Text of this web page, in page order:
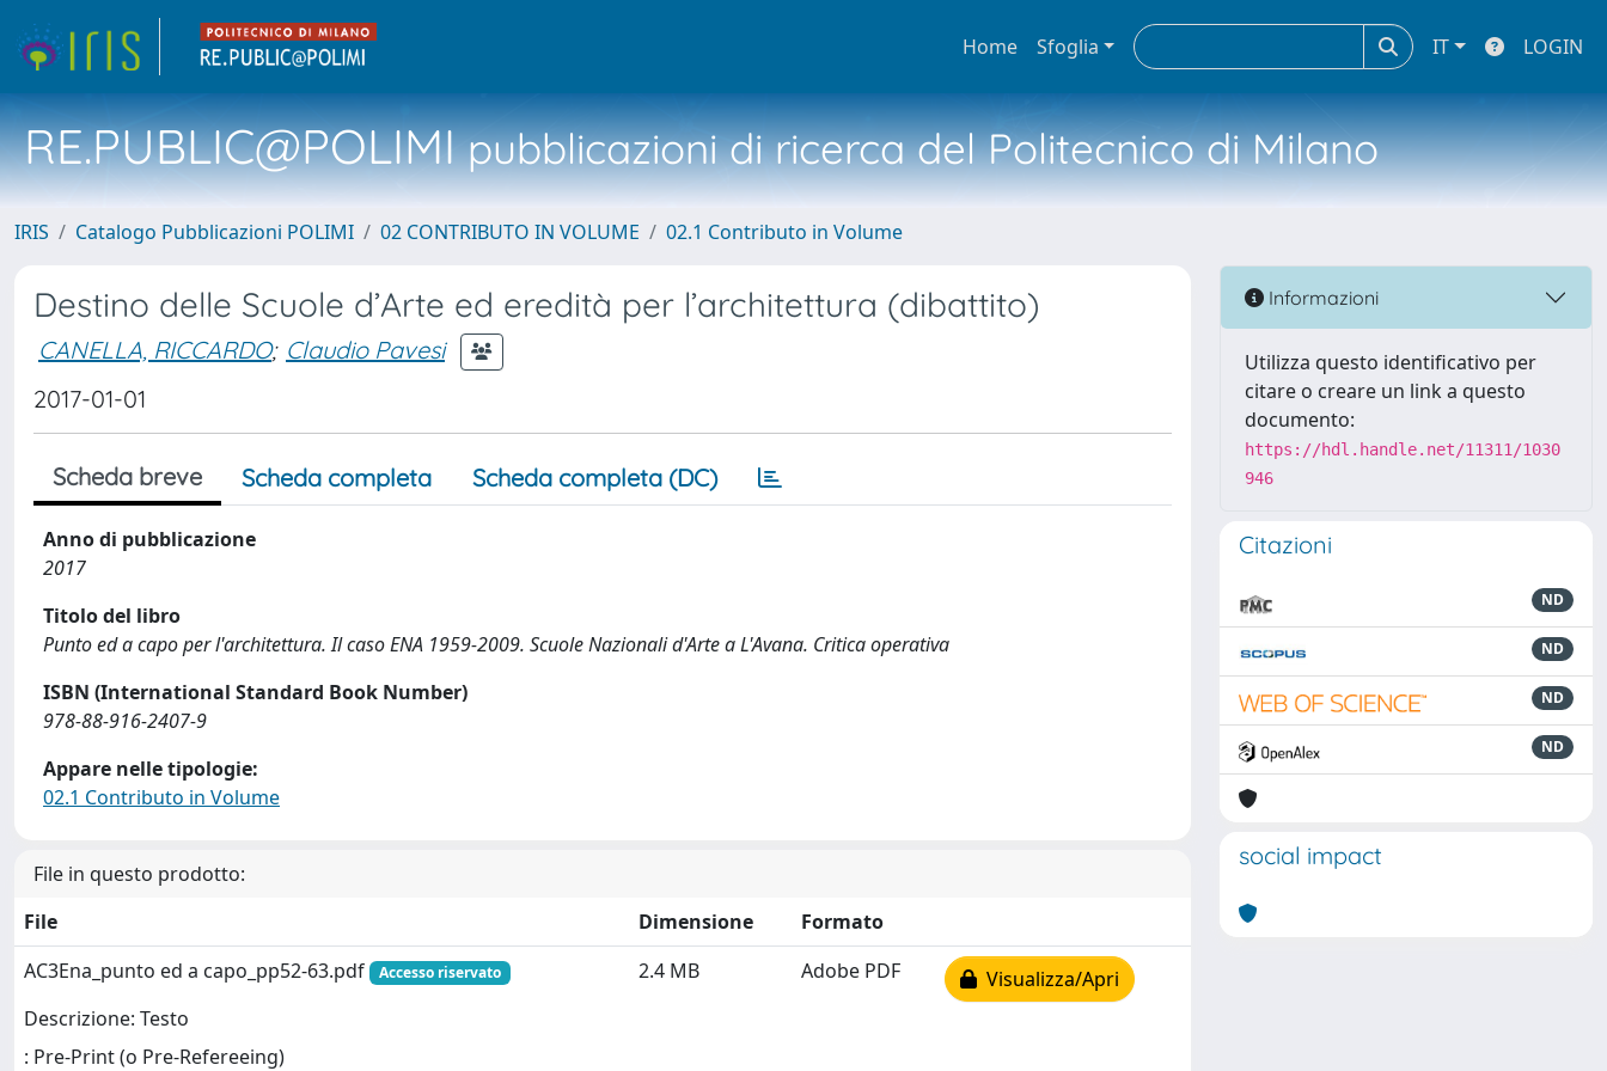
Home Sfoglia IT LOGIN
RE.PUBLIC@POLIMIpubblicazioni di ricerca del Politecnico di Milano
IRIS Catalogo Pubblicazioni POLIMI 02 CONTRIBUTO IN VOLUME 02.1 Contributo in Volume
Destino delle Scuole d’Arte ed eredità per l’architettura (dibattito)
CANELLA, RICCARDO; Claudio Pavesi
2017-01-01
Scheda breve Scheda completa Scheda completa (DC)
Anno di pubblicazione
2017
Titolo del libro
Punto ed a capo per l'architettura. Il caso ENA 1959-2009. Scuole Nazionali d'Arte a L'Avana. Critica operativa
ISBN (International Standard Book Number)
978-88-916-2407-9
Appare nelle tipologie:
02.1 Contributo in Volume
File in questo prodotto:
File
Dimensione
Formato
AC3Ena_punto ed a capo_pp52-63.pdf
Accesso riservato
Descrizione: Testo
: Pre-Print (o Pre-Refereeing)
2.4 MB Adobe PDF Visualizza/Apri
Informazioni
Utilizza questo identificativo per
citare o creare un link a questo
documento:
https://hdl.handle.net/11311/1030
946
Citazioni
ND
ND
ND
ND
social impact